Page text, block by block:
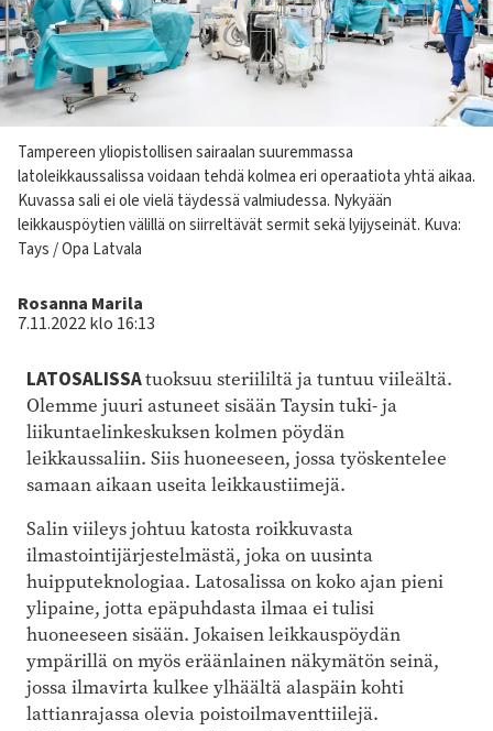
Kuvateksti
Tampereen yliopistollisen sairaalan suuremmassa
latoleikkaussalissa voidaan tehdä kolmea eri operaatiota yhtä aikaa.
Kuvassa sali ei ole vielä täydessä valmiudessa. Nykyään
leikkauspöytien välillä on siirreltävät sermit sekä lyijyseinät. Kuva:
Tays / Opa Latvala
Kirjoittaja
Rosanna Marila
7.11.2022 klo 16:13
LATOSALISSAtuoksuu steriililtä ja tuntuu viileältä.
Olemme juuri astuneet sisään Taysin tuki- ja
liikuntaelinkeskuksen kolmen pöydän
leikkaussaliin. Siis huoneeseen, jossa työskentelee
samaan aikaan useita leikkaustiimejä.
Salin viileys johtuu katosta roikkuvasta
ilmastointijärjestelmästä, joka on uusinta
huipputeknologiaa. Latosalissa on koko ajan pieni
ylipaine, jotta epäpuhdasta ilmaa ei tulisi
huoneeseen sisään. Jokaisen leikkauspöydän
ympärillä on myös eräänlainen näkymätön seinä,
jossa ilmavirta kulkee ylhäältä alaspäin kohti
lattianrajassa olevia poistoilmaventtiilejä.